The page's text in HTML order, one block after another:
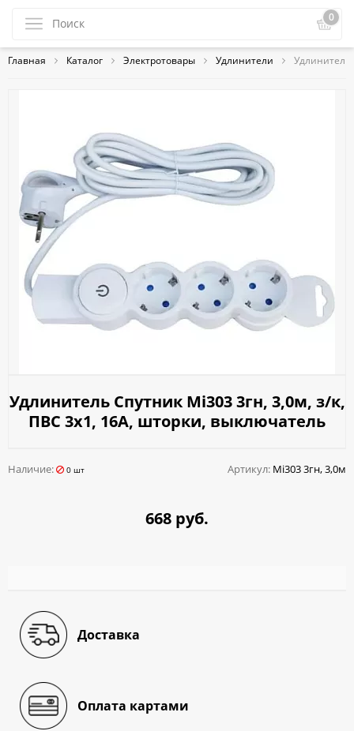
0
Главная Каталог Электротовары Удлинители Удлинитель
Удлинитель Спутник Mi303 3гн, 3,0м, з/к,
ПВС 3х1, 16A, шторки, выключатель
Наличие: 0 шт Артикул: Mi303 3гн, 3,0м
668 руб.
Доставка
Оплата картами